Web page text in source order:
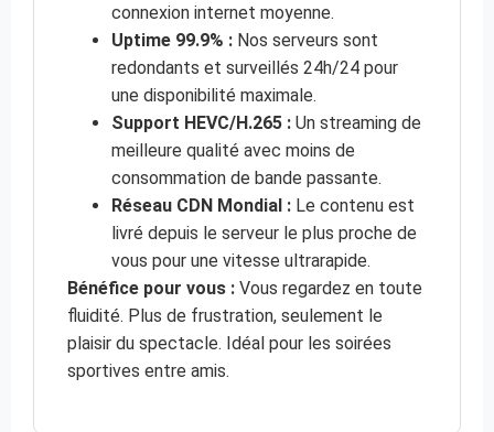
connexion internet moyenne.
Uptime 99.9% : Nos serveurs sont
redondants et surveillés 24h/24 pour
une disponibilité maximale.
Support HEVC/H.265 : Un streaming de
meilleure qualité avec moins de
consommation de bande passante.
Réseau CDN Mondial : Le contenu est
livré depuis le serveur le plus proche de
vous pour une vitesse ultrarapide.
Bénéfice pour vous : Vous regardez en toute
fluidité. Plus de frustration, seulement le
plaisir du spectacle. Idéal pour les soirées
sportives entre amis.